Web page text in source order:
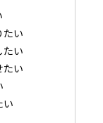
たい
たい
たい
い